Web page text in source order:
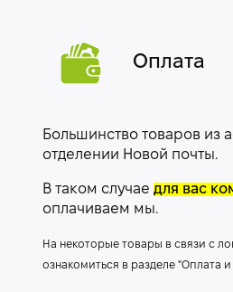
Оплата
Большинство товаров из
отделении Новой почты.
В таком случае для вас
оплачиваем мы.
На некоторые товары в связи с
ознакомиться в разделе "Оплата и